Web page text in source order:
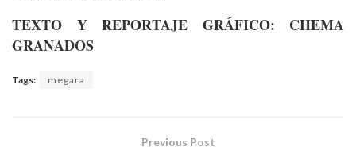
TEXTO Y REPORTAJE GRÁFICO: CHEMA
GRANADOS
Tags: megara
Previous Post